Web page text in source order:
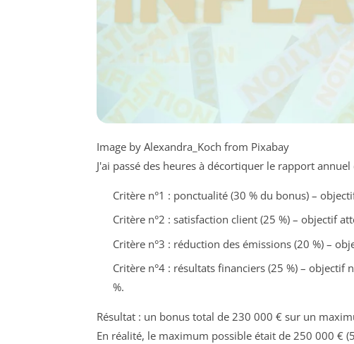
Image by Alexandra_Koch from Pixabay
J'ai passé des heures à décortiquer le rapport
Critère n°1 : ponctualité (30 % du bonus) –
Critère n°2 : satisfaction client (25 %) – objectif
Critère n°3 : réduction des émissions (20 %) –
Critère n°4 : résultats financiers (25 %) –
%.
Résultat : un bonus total de 230 000 € sur un
En réalité, le maximum possible était de 250 000 €